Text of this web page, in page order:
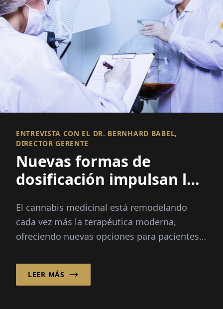
ENTREVISTA CON EL DR. BERNHARD BABEL,
DIRECTOR GERENTE
Nuevas formas de
dosificación impulsan la
cannabis medicinal
El cannabis medicinal está remodelando
cada vez más la terapéutica moderna,
ofreciendo nuevas opciones para pacientes
condiciones severas...
LEER MÁS